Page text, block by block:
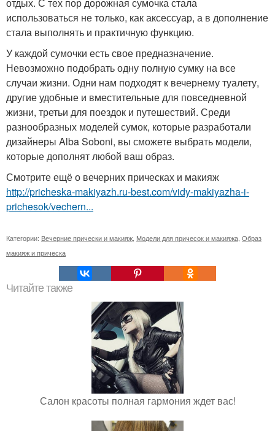
использоваться не только, как аксессуар, а в дополнение
стала выполнять и практичную функцию.
У каждой сумочки есть свое предназначение.
Невозможно подобрать одну полную сумку на все
случаи жизни. Одни нам подходят к вечернему туалету,
другие удобные и вместительные для повседневной
жизни, третьи для поездок и путешествий. Среди
разнообразных моделей сумок, которые разработали
дизайнеры Alba Soboni, вы сможете выбрать модели,
которые дополнят любой ваш образ.
Смотрите ещё о вечерних прическах и макияж
http://pricheska-makiyazh.ru-best.com/vidy-makiyazha-i-
prichesok/vechern...
Категории: Вечерние прически и макияж Модели для причесок и макияжа Образ
макияж и прическа
Читайте также
Салон красоты полная гармония ждет вас!